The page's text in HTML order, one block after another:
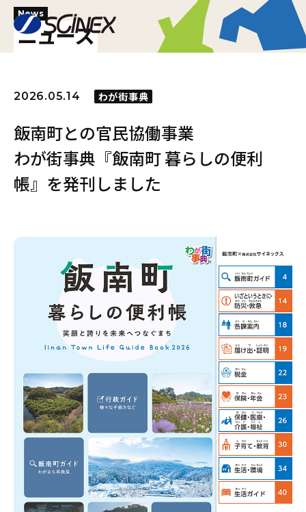
News
ニュース
2026.05.14 わが街事典
飯南町との官民協働事業
わが街事典『飯南町 暮らしの便利
帳』を発刊しました